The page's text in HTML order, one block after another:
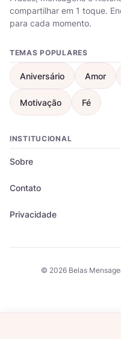
compartilhar em 1 toque.
para cada momento.
TEMAS POPULARES
Aniversário Amor
Motivação Fé
INSTITUCIONAL
Sobre
Contato
Privacidade
© 2026 Belas